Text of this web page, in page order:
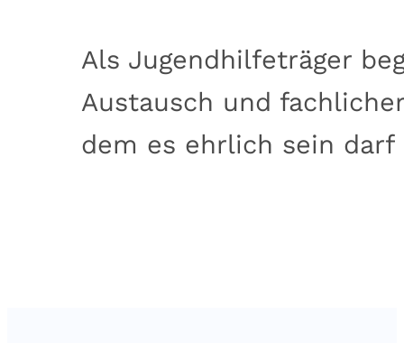
Als Jugendhilfeträger
Austausch und
dem es ehrlich sein